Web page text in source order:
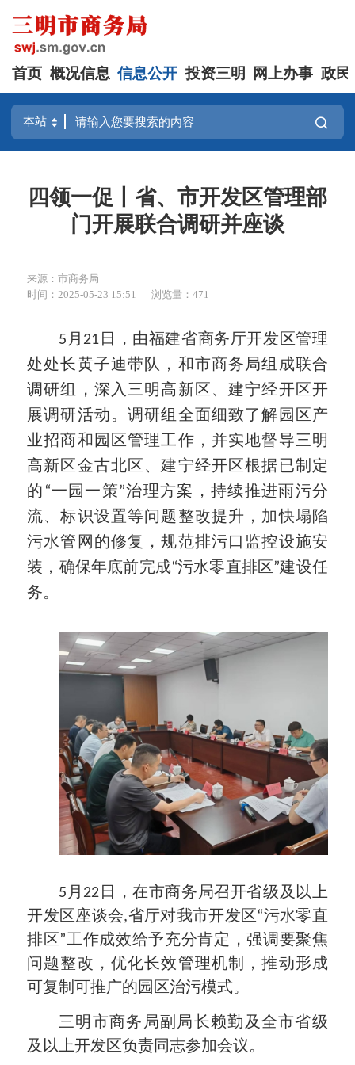
首页 概况信息 信息公开 投资三明 网上办事 政民
四领一促丨省、市开发区管理部
门开展联合调研并座谈
来源：市商务局
时间：2025-05-23 15:51
浏览量：471
5月21日，由福建省商务厅开发区管理
处处长黄子迪带队，和市商务局组成联合
调研组，深入三明高新区、建宁经开区开
展调研活动。调研组全面细致了解园区产
业招商和园区管理工作，并实地督导三明
高新区金古北区、建宁经开区根据已制定
的“一园一策”治理方案，持续推进雨污分
流、标识设置等问题整改提升，加快塌陷
污水管网的修复，规范排污口监控设施安
装，确保年底前完成“污水零直排区”建设任
务。
5月22日，在市商务局召开省级及以上
开发区座谈会,省厅对我市开发区“污水零直
排区”工作成效给予充分肯定，强调要聚焦
问题整改，优化长效管理机制，推动形成
可复制可推广的园区治污模式。
三明市商务局副局长赖勤及全市省级
及以上开发区负责同志参加会议。